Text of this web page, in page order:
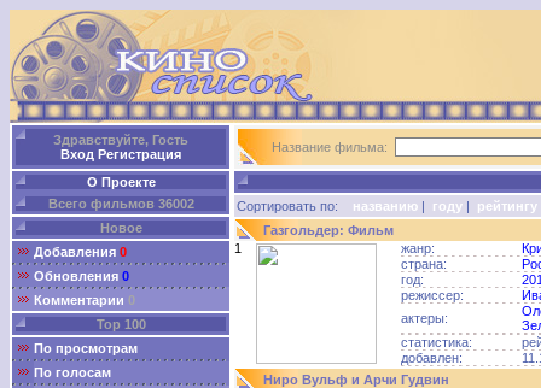
Здравствуйте, Гость
Вход Регистрация
О Проекте
Всего фильмов 36002
Новое
Добавления 0
Обновления 0
Комментарии 0
Top 100
По просмотрам
По голосам
Название фильма:
Сортировать по: названию | году | рейтингу
Газгольдер: Фильм
1
жанр:
страна:
год:
режиссер:
актеры:
статистика:
добавлен:
Ниро Вульф и Арчи Гудвин